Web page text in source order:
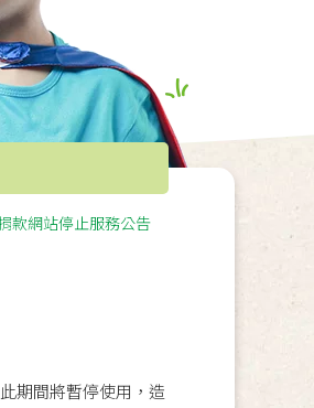
款網站停止服務公告
期間將暫停使用，造